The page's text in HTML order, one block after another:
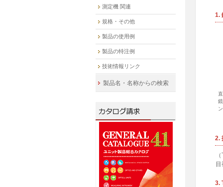
1.
2.
3.
測定機 関連
規格・その他
製品の使用例
製品の特注例
技術情報リンク
製品名・名称からの検索